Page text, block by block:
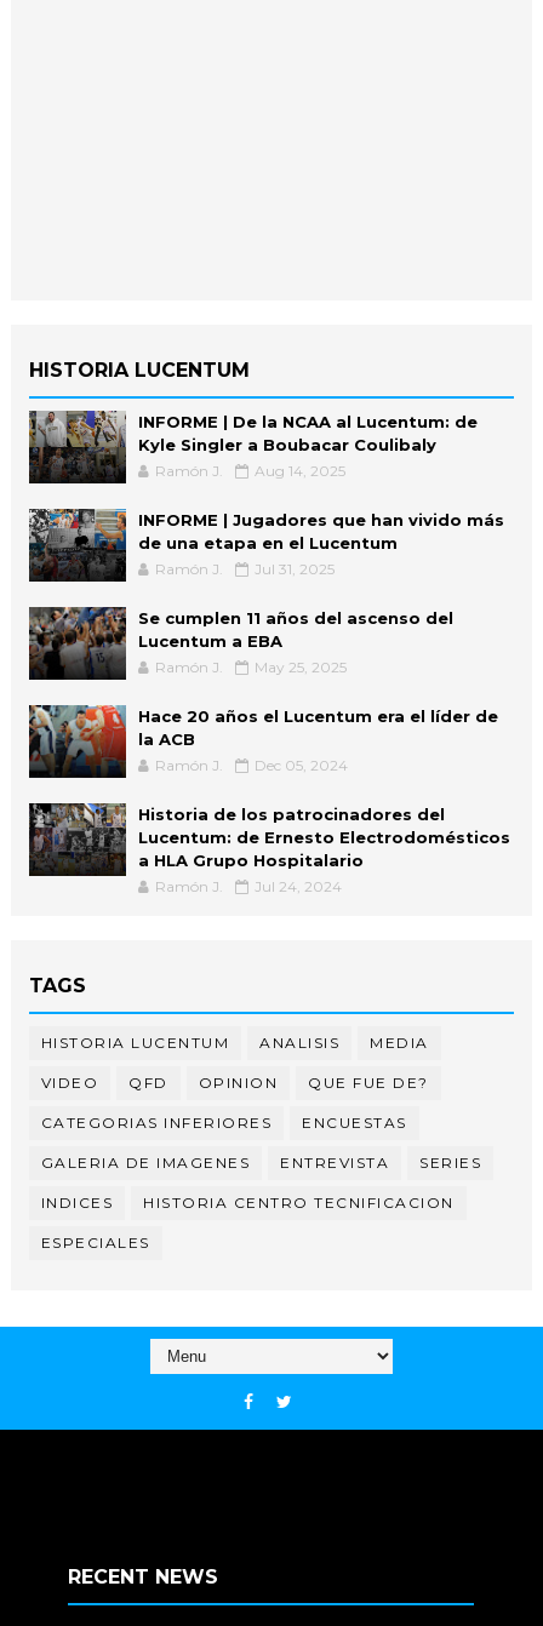
HISTORIA LUCENTUM
INFORME | De la NCAA al Lucentum: de
Kyle Singler a Boubacar Coulibaly
Ramón J. Aug 14, 2025
INFORME | Jugadores que han vivido más
de una etapa en el Lucentum
Ramón J. Jul 31, 2025
Se cumplen 11 años del ascenso del
Lucentum a EBA
Ramón J. May 25, 2025
Hace 20 años el Lucentum era el líder de
la ACB
Ramón J. Dec 05, 2024
Historia de los patrocinadores del
Lucentum: de Ernesto Electrodomésticos
a HLA Grupo Hospitalario
Ramón J. Jul 24, 2024
TAGS
HISTORIA LUCENTUM ANALISIS MEDIA
VIDEO QFD OPINION QUE FUE DE?
CATEGORIAS INFERIORES ENCUESTAS
GALERIA DE IMAGENES ENTREVISTA SERIES
INDICES HISTORIA CENTRO TECNIFICACION
ESPECIALES
RECENT NEWS